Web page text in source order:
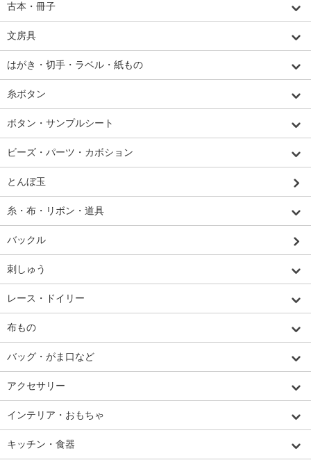
古本・冊子
文房具
はがき・切手・ラベル・紙もの
糸ボタン
ボタン・サンプルシート
ビーズ・パーツ・カボション
とんぼ玉
糸・布・リボン・道具
バックル
刺しゅう
レース・ドイリー
布もの
バッグ・がま口など
アクセサリー
インテリア・おもちゃ
キッチン・食器